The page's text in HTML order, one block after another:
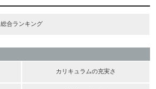
総合ランキング
カリキュラムの充実さ